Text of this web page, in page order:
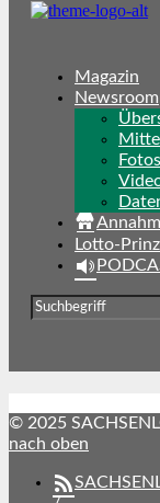
Magazin
Newsroom
Fotos
Lotto-
© 2025
nach oben